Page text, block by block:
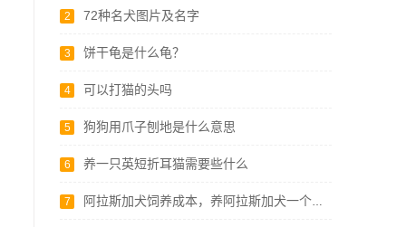
2 72种名犬图片及名字
3 饼干龟是什么龟？
4 可以打猫的头吗
5 狗狗用爪子刨地是什么意思
6 养一只英短折耳猫需要些什么
7 阿拉斯加犬饲养成本，养阿拉斯加犬一个月要多少钱？